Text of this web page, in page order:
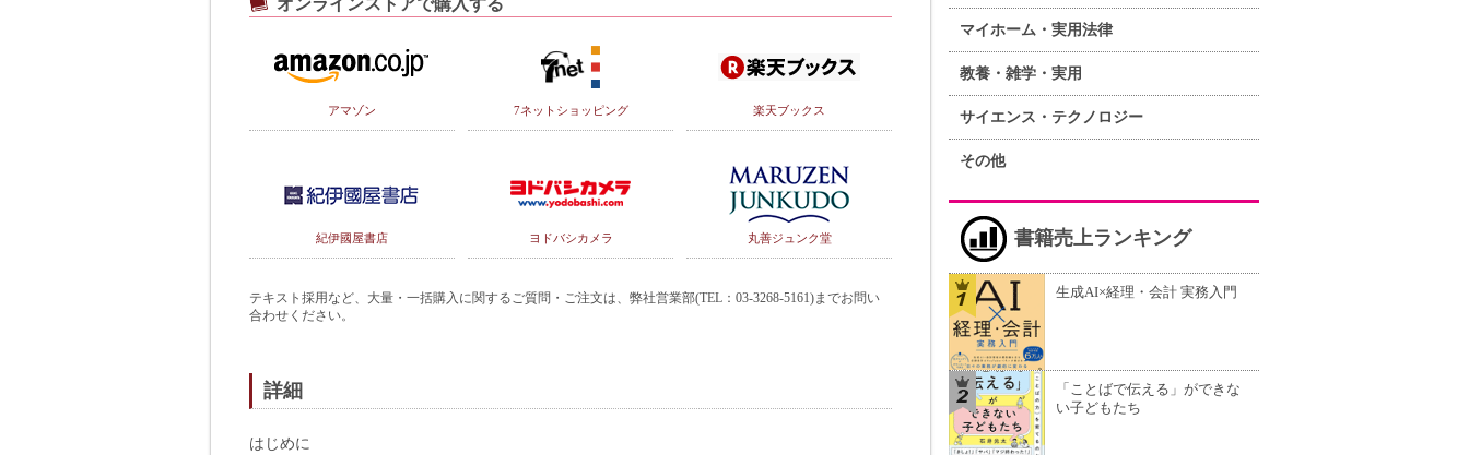
オンラインストアで購入する
アマゾン 7ネットショッピング 楽天ブックス
紀伊國屋書店 ヨドバシカメラ 丸善ジュンク堂
テキスト採用など、大量・一括購入に関するご質問・ご注文は、弊社営業部(TEL：03-3268-5161)までお問い
合わせください。
詳細
はじめに
マイホーム・実用法律
教養・雑学・実用
サイエンス・テクノロジー
その他
書籍売上ランキング
生成AI×経理・会計 実務入門
「ことばで伝える」ができな
い子どもたち